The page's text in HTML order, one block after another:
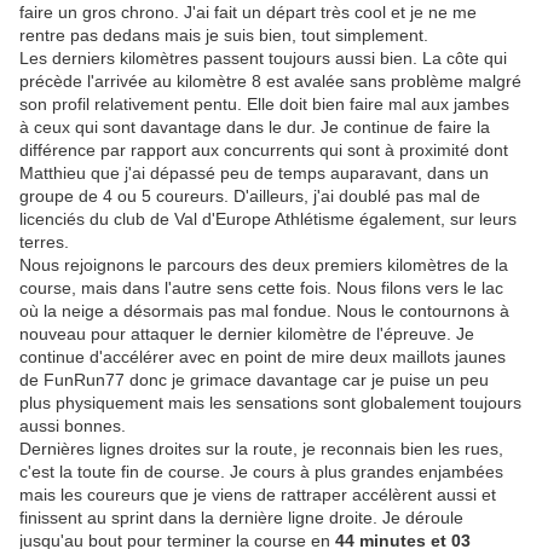
faire un gros chrono. J'ai fait un départ très cool et je ne me
rentre pas dedans mais je suis bien, tout simplement.
Les derniers kilomètres passent toujours aussi bien. La côte qui
précède l'arrivée au kilomètre 8 est avalée sans problème malgré
son profil relativement pentu. Elle doit bien faire mal aux jambes
à ceux qui sont davantage dans le dur. Je continue de faire la
différence par rapport aux concurrents qui sont à proximité dont
Matthieu que j'ai dépassé peu de temps auparavant, dans un
groupe de 4 ou 5 coureurs. D'ailleurs, j'ai doublé pas mal de
licenciés du club de Val d'Europe Athlétisme également, sur leurs
terres.
Nous rejoignons le parcours des deux premiers kilomètres de la
course, mais dans l'autre sens cette fois. Nous filons vers le lac
où la neige a désormais pas mal fondue. Nous le contournons à
nouveau pour attaquer le dernier kilomètre de l'épreuve. Je
continue d'accélérer avec en point de mire deux maillots jaunes
de FunRun77 donc je grimace davantage car je puise un peu
plus physiquement mais les sensations sont globalement toujours
aussi bonnes.
Dernières lignes droites sur la route, je reconnais bien les rues,
c'est la toute fin de course. Je cours à plus grandes enjambées
mais les coureurs que je viens de rattraper accélèrent aussi et
finissent au sprint dans la dernière ligne droite. Je déroule
jusqu'au bout pour terminer la course en 44 minutes et 03